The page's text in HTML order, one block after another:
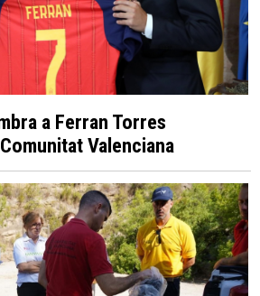
a Ferran Torres
Valenciana